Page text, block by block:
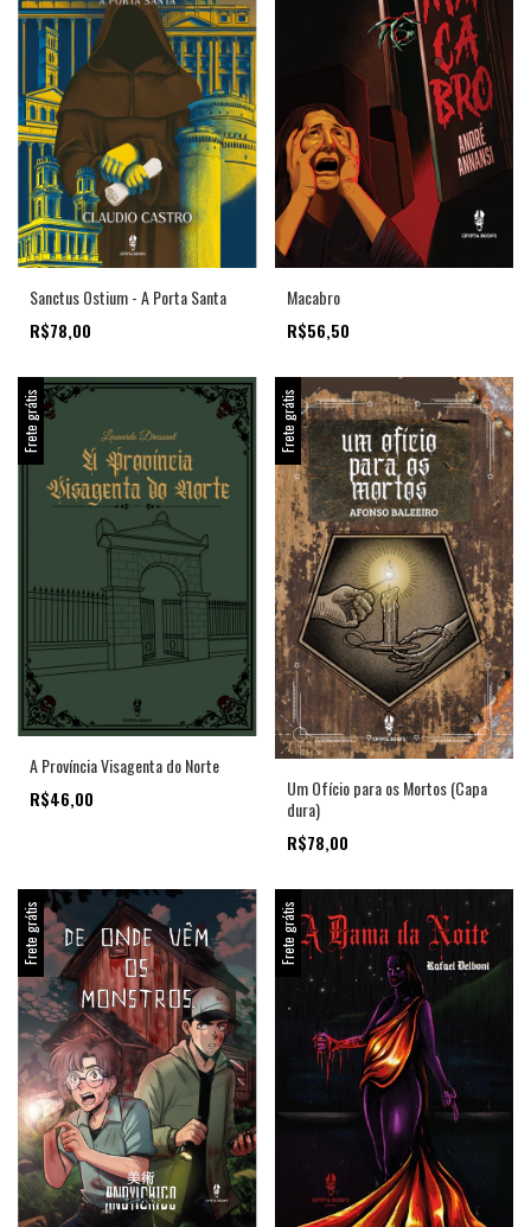
Sanctus Ostium - A Porta Santa
R$78,00
Macabro
R$56,50
Frete grátis
A Província Visagenta do Norte
R$46,00
Frete grátis
Um Ofício para os Mortos (Capa
dura)
R$78,00
Frete grátis Frete grátis